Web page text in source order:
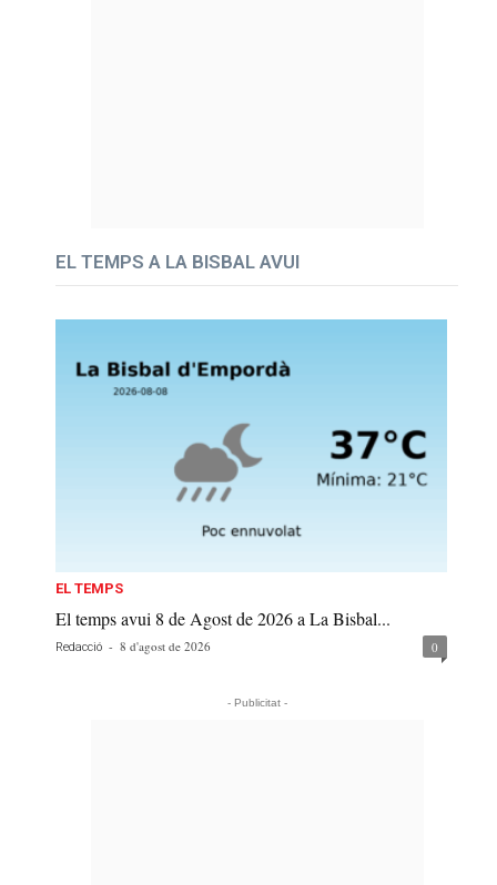
EL TEMPS A LA BISBAL AVUI
EL TEMPS
El temps avui 8 de Agost de 2026 a La Bisbal...
Redacció - 8 d'agost de 2026 0
- Publicitat -